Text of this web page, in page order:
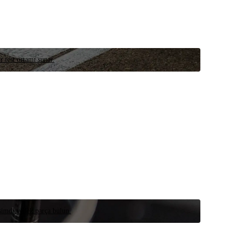
test ortamı sunar.
yedek parça bulun.